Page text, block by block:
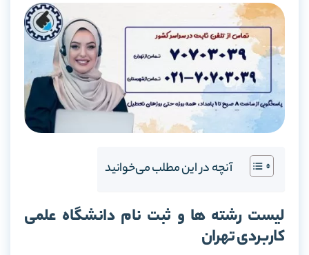
آنچه در این مطلب می‌خوانید
لیست رشته ها و ثبت نام دانشگاه علمی
کاربردی تهران